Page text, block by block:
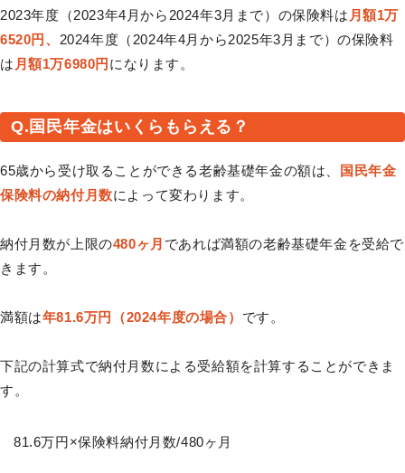
2023年度（2023年4月から2024年3月まで）の保険料は 月額1万
6520円、 2024年度（2024年4月から2025年3月まで）の保険料
は 月額1万6980円 になります。
Q.国民年金はいくらもらえる？
65歳から受け取ることができる老齢基礎年金の額は、
国民年金
保険料の納付月数によって変わります。
納付月数が上限の480ヶ月 であれば満額の老齢基礎年金を受給で
きます。
満額は年81.6万円（2024年度の場合） です。
下記の計算式で納付月数による受給額を計算することができま
す。
81.6万円×保険料納付月数/480ヶ月